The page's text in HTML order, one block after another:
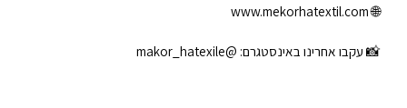
🌐
www.mekorhatextil.com
📸 עקבו אחרינו באינסטגרם: @makor_hatexile